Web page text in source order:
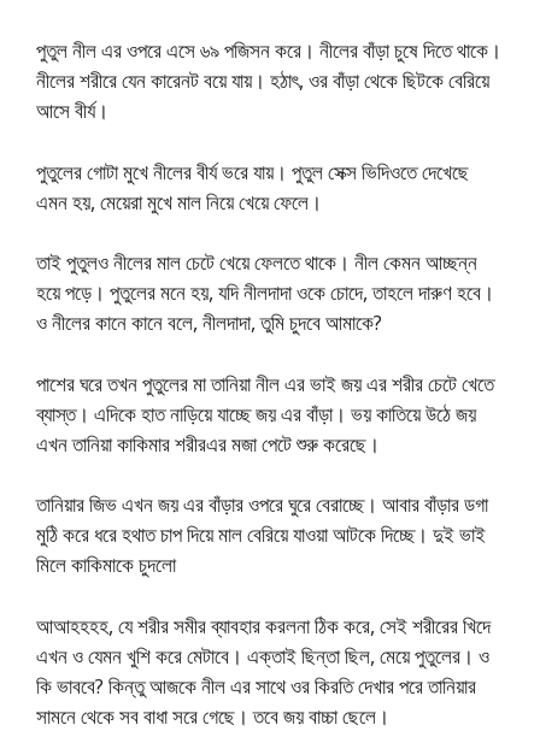
পুতুল নীল এর ওপরে এসে ৬৯ পজিসন করে। নীলের বাঁড়া চুষে দিতে থাকে।
নীলের শরীরে যেন কারেনট বয়ে যায়। হঠাৎ, ওর বাঁড়া থেকে ছিটকে বেরিয়ে
আসে বীর্য।
পুতুলের গোটা মুখে নীলের বীর্য ভরে যায়। পুতুল সেক্স ভিদিওতে দেখেছে
এমন হয়, মেয়েরা মুখে মাল নিয়ে খেয়ে ফেলে।
তাই পুতুলও নীলের মাল চেটে খেয়ে ফেলতে থাকে। নীল কেমন আচ্ছন্ন
হয়ে পড়ে। পুতুলের মনে হয়, যদি নীলদাদা ওকে চোদে, তাহলে দারুণ হবে।
ও নীলের কানে কানে বলে, নীলদাদা, তুমি চুদবে আমাকে?
পাশের ঘরে তখন পুতুলের মা তানিয়া নীল এর ভাই জয় এর শরীর চেটে খেতে
ব্যাস্ত। এদিকে হাত নাড়িয়ে যাচ্ছে জয় এর বাঁড়া। ভয় কাতিয়ে উঠে জয়
এখন তানিয়া কাকিমার শরীরএর মজা পেটে শুরু করেছে।
তানিয়ার জিভ এখন জয় এর বাঁড়ার ওপরে ঘুরে বেরাচ্ছে। আবার বাঁড়ার ডগা
মুঠি করে ধরে হথাত চাপ দিয়ে মাল বেরিয়ে যাওয়া আটকে দিচ্ছে। দুই ভাই
মিলে কাকিমাকে চুদলো
আআহহহহ, যে শরীর সমীর ব্যাবহার করলনা ঠিক করে, সেই শরীরের খিদে
এখন ও যেমন খুশি করে মেটাবে। এক্তাই ছিন্তা ছিল, মেয়ে পুতুলের। ও
কি ভাববে? কিন্তু আজকে নীল এর সাথে ওর কিরতি দেখার পরে তানিয়ার
সামনে থেকে সব বাধা সরে গেছে। তবে জয় বাচ্চা ছেলে।